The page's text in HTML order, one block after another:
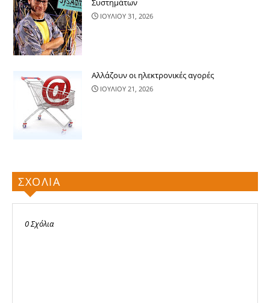
Συστημάτων
ΙΟΥΛΙΟΥ 31, 2026
Αλλάζουν οι ηλεκτρονικές αγορές
ΙΟΥΛΙΟΥ 21, 2026
ΣΧΟΛΙΑ
0 Σχόλια